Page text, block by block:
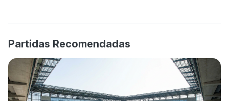
Partidas Recomendadas